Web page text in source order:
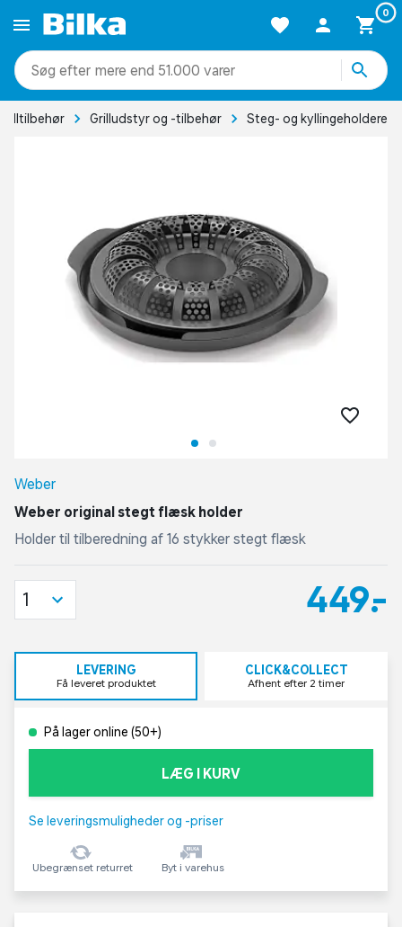
0
mere end 51.000 varer
Grilludstyr og -tilbehør Steg- og kyllingeholdere
Weber
Weber original stegt flæsk holder
Holder til tilberedning af 16 stykker stegt flæsk
449,-
1
LEVERING
Få leveret produktet
CLICK&COLLECT
Afhent efter 2 timer
På lager online (50+)
LÆG I KURV
Se leveringsmuligheder og -priser
Ubegrænset returret Byt i varehus